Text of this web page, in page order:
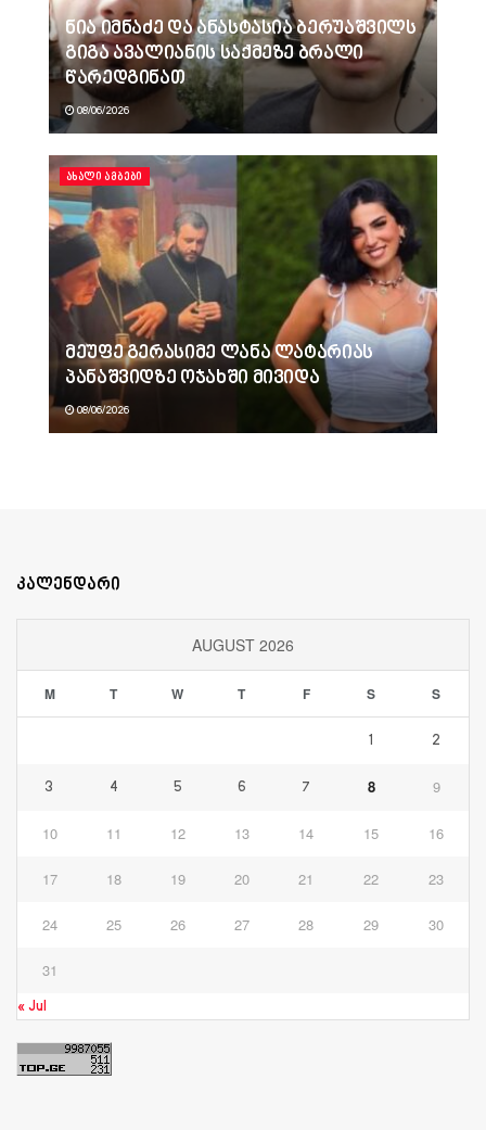
ნია იმნაძე და ანასტასია ბერუაშვილს
გიგა ავალიანის საქმეზე ბრალი
წარედგინათ
08/06/2026
ᲐᲮᲐᲚᲘ ᲐᲛᲑᲔᲑᲘ
მეუფე გერასიმე ლანა ლატარიას
პანაშვიდზე ოჯახში მივიდა
08/06/2026
კალენდარი
AUGUST 2026
M T W T F S S
1 2
3 4 5 6 7 8 9
10 11 12 13 14 15 16
17 18 19 20 21 22 23
24 25 26 27 28 29 30
31
« Jul